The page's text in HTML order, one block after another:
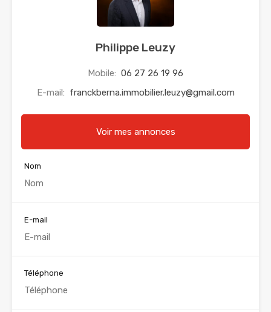
Philippe Leuzy
Mobile: 06 27 26 19 96
E-mail: franckberna.immobilier.leuzy@gmail.com
Voir mes annonces
Nom
E-mail
Téléphone